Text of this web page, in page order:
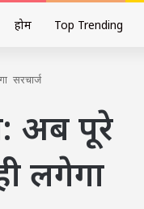
होम Top Trending
सरचार्ज
अब पूरे
लगेगा